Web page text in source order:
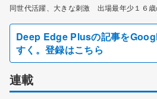
同世代活躍、大きな刺激 出場最年少１６
Deep Edge Plusの記事を
すく。登録はこちら
連載